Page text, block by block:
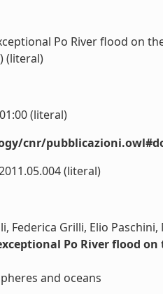
Po River flood on
(literal)
(literal)
cnr/
(literal)
Federica Grilli, Elio
Po River flood
and oceans